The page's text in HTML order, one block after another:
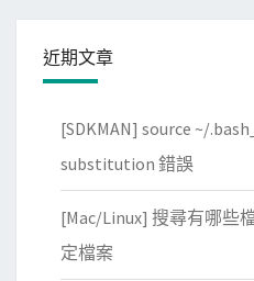
近期文章
[SDKMAN] source ~/
substitution 錯誤
[Mac/Linux] 搜尋有哪些
定檔案